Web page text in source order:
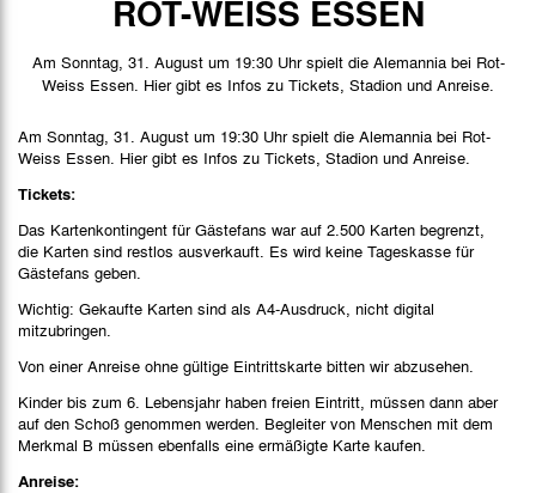
Spielbericht
Stimmen
Bilder
ROT-WEISS ESSEN
Am Sonntag, 31. August um 19:30 Uhr spielt die Alemannia bei Rot-
Weiss Essen. Hier gibt es Infos zu Tickets, Stadion und Anreise.
Am Sonntag, 31. August um 19:30 Uhr spielt die Alemannia bei Rot-
Weiss Essen. Hier gibt es Infos zu Tickets, Stadion und Anreise.
Tickets:
Das Kartenkontingent für Gästefans war auf 2.500 Karten begrenzt,
die Karten sind restlos ausverkauft. Es wird keine Tageskasse für
Gästefans geben.
Wichtig: Gekaufte Karten sind als A4-Ausdruck, nicht digital
mitzubringen.
Von einer Anreise ohne gültige Eintrittskarte bitten wir abzusehen.
Kinder bis zum 6. Lebensjahr haben freien Eintritt, müssen dann aber
auf den Schoß genommen werden. Begleiter von Menschen mit dem
Merkmal B müssen ebenfalls eine ermäßigte Karte kaufen.
Anreise: